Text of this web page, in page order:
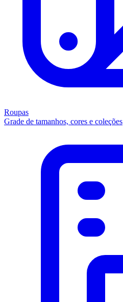
Roupas
Grade de tamanhos, cores e coleções